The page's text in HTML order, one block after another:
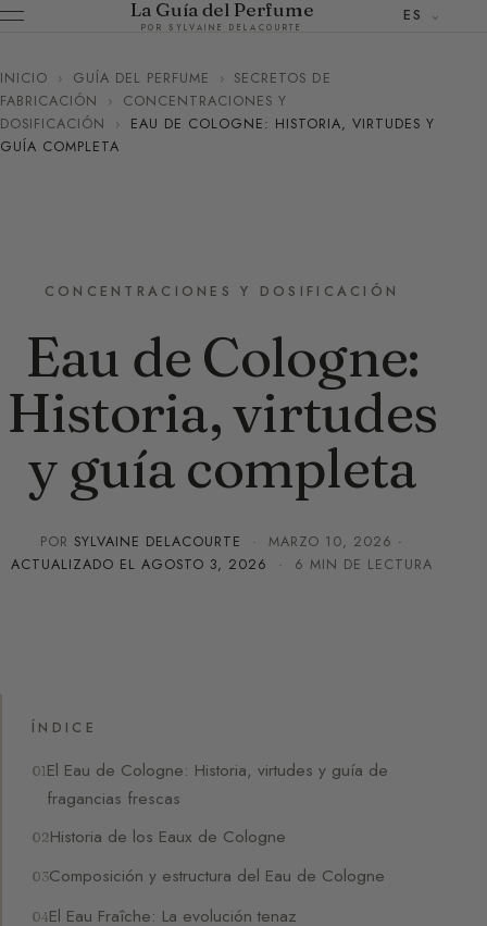
La Guía del Perfume
POR SYLVAINE DELACOURTE
ES
INICIO › GUÍA DEL PERFUME › SECRETOS DE
FABRICACIÓN
›
CONCENTRACIONES Y
DOSIFICACIÓN
›
EAU DE COLOGNE: HISTORIA, VIRTUDES Y
GUÍA COMPLETA
CONCENTRACIONES Y DOSIFICACIÓN
Eau de Cologne:
Historia, virtudes
y guía completa
POR SYLVAINE DELACOURTE ·MARZO 10, 2026 ·
ACTUALIZADO EL AGOSTO 3, 2026 · 6 MIN DE LECTURA
ÍNDICE
El Eau de Cologne: Historia, virtudes y guía de
fragancias frescas
Historia de los Eaux de Cologne
Composición y estructura del Eau de Cologne
El Eau Fraîche: La evolución tenaz